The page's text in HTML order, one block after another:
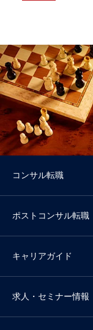
コンサル転職
ポストコンサル転職
キャリアガイド
求人・セミナー情報